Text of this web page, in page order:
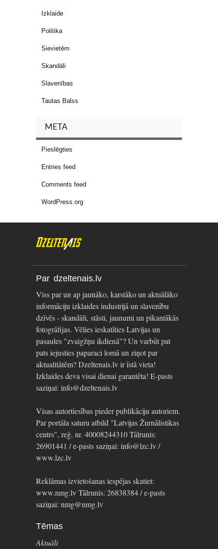
Izklaide
Politika
Sievietēm
Skandāli
Slavenības
Tautas Balss
META
Pieslēgties
Entries feed
Comments feed
WordPress.org
Par dzeltenais.lv
Viss par un ap jaunāko, karstāko un aktuālāko
informāciju izklaides industrijā un slavenību
dzīvēs - skandāli, stāsti, jaunumi un pikantākās
fotogrāfijas. Vēlies ieskatīties Latvijas un
pasaules "zvaigžņu ikdienā"? Un varbūt pat
pats iejusties paparaci lomā un ziņot par
aktualitātēm? Dzeltenais.lv ir īstā vieta!
Izklaides deva visai dienai garantēta! E-pasts
saziņai: info@dzeltenais.lv
Visas autortiesības pieder publikāciju autoriem.
Par portāla saturu atbild "Latvijas Žurnālistikas
centrs", reģ. nr. 40008244310 Tālrunis:
26901441 / e-pasts saziņai: info@lzc.lv /
www.lzc.lv
Reklāmas izvietošanas iespējas skatiet:
www.nmg.lv Tālrunis: 26838384 / e-pasts
saziņai: nmg@nmg.lv
Tēmas
Aktuāli